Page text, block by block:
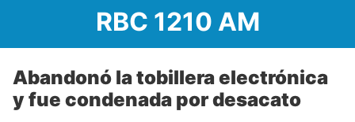
RBC 1210 AM
Abandonó la tobillera electrónica
y fue condenada por desacato